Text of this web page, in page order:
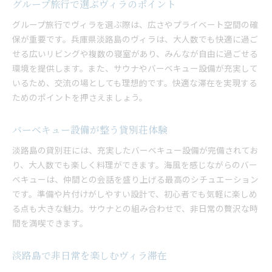
グループ旅行で選ぶヴィラのポイント
グループ旅行でヴィラを選ぶ際は、広さやプライベート空間の確
保が重要です。兵庫県淡路島のヴィラは、大人数でも快適に過ご
せる広いリビングや複数の寝室があり、みんなが自由に過ごせる
環境を提供します。また、サウナやバーベキュー設備が充実して
いるため、交流の場としても理想的です。快適な滞在を実現する
ためのポイントを押さえましょう。
バーベキュー設備が整う貸別荘体験
淡路島の貸別荘には、充実したバーベキュー設備が完備されてお
り、大人数でも楽しく料理ができます。海風を感じながらのバー
ベキューは、仲間との会話を盛り上げる最高のシチュエーション
です。準備や片付けがしやすい設計で、初心者でも気軽に楽しめ
る点も大きな魅力。サウナとの組み合わせで、非日常の贅沢な時
間を満喫できます。
淡路島で非日常を楽しむヴィラ滞在